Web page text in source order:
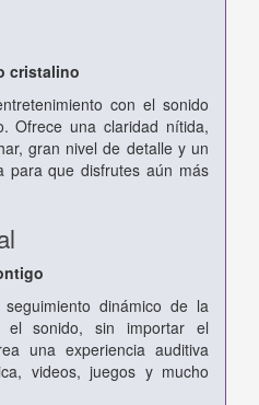
cristalino
con el sonido
Ofrece una claridad nítida,
gran nivel de detalle y un
para que disfrutes aún más
dinámico de la
sonido, sin importar el
una experiencia auditiva
videos, juegos y mucho